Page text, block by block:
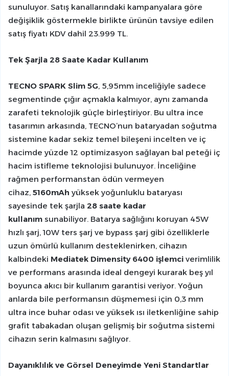
sunuluyor. Satış kanallarındaki kampanyalara göre
değişiklik göstermekle birlikte ürünün tavsiye edilen
satış fiyatı KDV dahil 23.999 TL.
Tek Şarjla 28 Saate Kadar Kullanım
TECNO SPARK Slim 5G, 5,95mm inceliğiyle sadece
segmentinde çığır açmakla kalmıyor, aynı zamanda
zarafeti teknolojik güçle birleştiriyor. Bu ultra ince
tasarımın arkasında, TECNO’nun bataryadan soğutma
sistemine kadar sekiz temel bileşeni incelten ve iç
hacimde yüzde 12 optimizasyon sağlayan bal peteği iç
hacim istifleme teknolojisi bulunuyor. İnceliğine
rağmen performanstan ödün vermeyen
cihaz, 5160mAh yüksek yoğunluklu bataryası
sayesinde tek şarjla 28 saate kadar
kullanım sunabiliyor. Batarya sağlığını koruyan 45W
hızlı şarj, 10W ters şarj ve bypass şarj gibi özelliklerle
uzun ömürlü kullanım desteklenirken, cihazın
kalbindeki Mediatek Dimensity 6400 işlemci verimlilik
ve performans arasında ideal dengeyi kurarak beş yıl
boyunca akıcı bir kullanım garantisi veriyor. Yoğun
anlarda bile performansın düşmemesi için 0,3 mm
ultra ince buhar odası ve yüksek ısı iletkenliğine sahip
grafit tabakadan oluşan gelişmiş bir soğutma sistemi
cihazın serin kalmasını sağlıyor.
Dayanıklılık ve Görsel Deneyimde Yeni Standartlar